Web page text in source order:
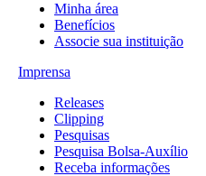
Minha área
Benefícios
Associe sua instituição
Imprensa
Releases
Clipping
Pesquisas
Pesquisa Bolsa-Auxílio
Receba informações